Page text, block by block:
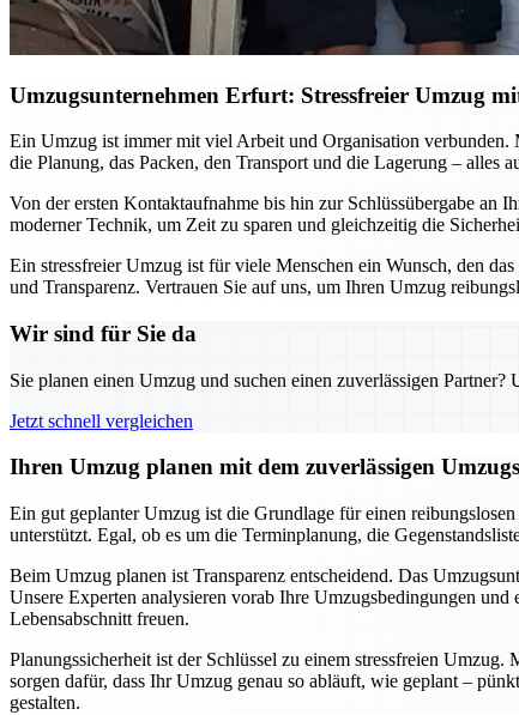
Umzugsunternehmen Erfurt: Stressfreier Umzug
Ein Umzug ist immer mit viel Arbeit und Organisation verbunden.
die Planung, das Packen, den Transport und die Lagerung –
Von der ersten Kontaktaufnahme bis hin zur Schlüssübergabe an
moderner Technik, um Zeit zu sparen und gleichzeitig die
Ein stressfreier Umzug ist für viele Menschen ein Wunsch, den
und Transparenz. Vertrauen Sie auf uns, um Ihren Umzug
Wir sind für Sie da
Sie planen einen Umzug und suchen einen zuverlässigen
Jetzt schnell vergleichen
Ihren Umzug planen mit dem zuverlässigen
Ein gut geplanter Umzug ist die Grundlage für einen
unterstützt. Egal, ob es um die Terminplanung, die
Beim Umzug planen ist Transparenz entscheidend. Das
Unsere Experten analysieren vorab Ihre Umzugsbedingungen
Lebensabschnitt freuen.
Planungssicherheit ist der Schlüssel zu einem stressfreien
sorgen dafür, dass Ihr Umzug genau so abläuft, wie geplant –
gestalten.